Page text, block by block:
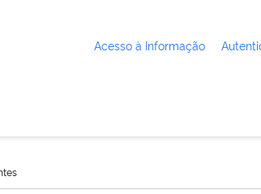
Acesso à Informação